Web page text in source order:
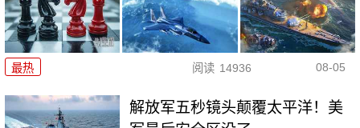
最热 阅读 14936 08-05
解放军五秒镜头颠覆太平洋！美